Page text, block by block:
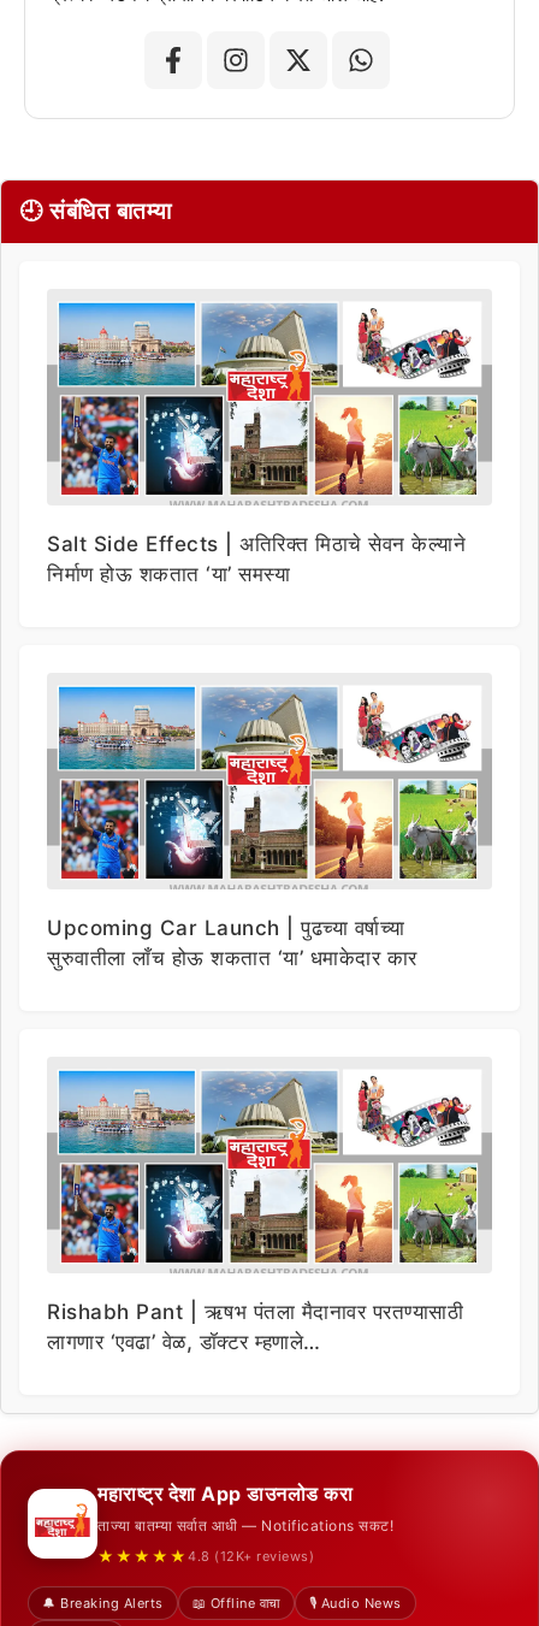
🕘 संबंधित बातम्या
Salt Side Effects | अतिरिक्त मिठाचे सेवन केल्याने
निर्माण होऊ शकतात ‘या’ समस्या
Upcoming Car Launch | पुढच्या वर्षाच्या
सुरुवातीला लाँच होऊ शकतात ‘या’ धमाकेदार कार
Rishabh Pant | ऋषभ पंतला मैदानावर परतण्यासाठी
लागणार ‘एवढा’ वेळ, डॉक्टर म्हणाले…
महाराष्ट्र देशा App डाउनलोड करा
ताज्या बातम्या सर्वात आधी — Notifications सकट!
★★★★★ 4.8 (12K+ reviews)
🔔 Breaking Alerts 📖 Offline वाचा
🎙️ Audio News